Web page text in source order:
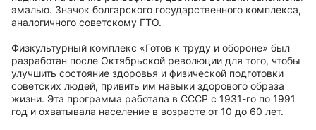
эмалью. Значок болгарского государственного комплекса,
аналогичного советскому ГТО.
Физкультурный комплекс «Готов к труду и обороне» был
разработан после Октябрьской революции для того, чтобы
улучшить состояние здоровья и физической подготовки
советских людей, привить им навыки здорового образа
жизни. Эта программа работала в СССР с 1931-го по 1991
год и охватывала население в возрасте от 10 до 60 лет.